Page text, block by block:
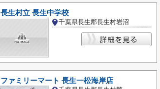
長生村立 長生中学校
千葉県長生郡長生村岩沼
ファミリーマート 長生一松海岸店